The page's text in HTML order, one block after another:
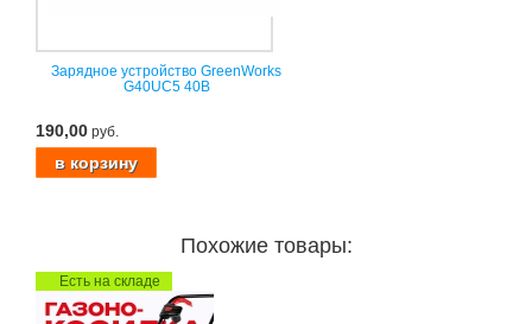
Зарядное устройство GreenWorks
G40UC5 40В
190,00 руб.
Похожие товары:
Есть на складе